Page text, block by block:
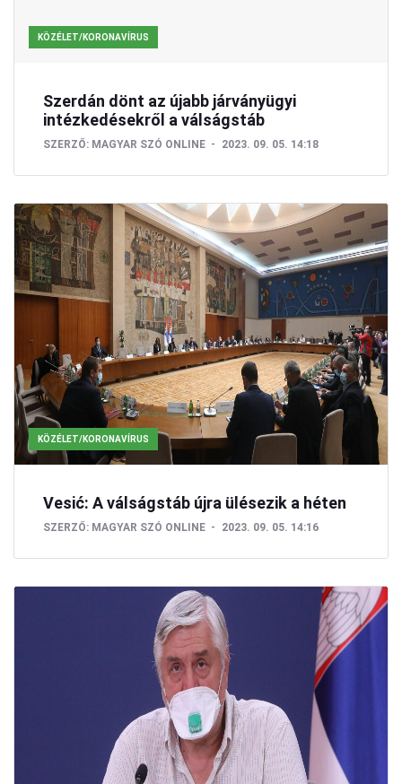
KÖZÉLET/KORONAVÍRUS
Szerdán dönt az újabb járványügyi
intézkedésekről a válságstáb
SZERZŐ: MAGYAR SZÓ ONLINE 2023. 09. 05. 14:18
KÖZÉLET/KORONAVÍRUS
Vesić: A válságstáb újra ülésezik a héten
SZERZŐ: MAGYAR SZÓ ONLINE 2023. 09. 05. 14:16